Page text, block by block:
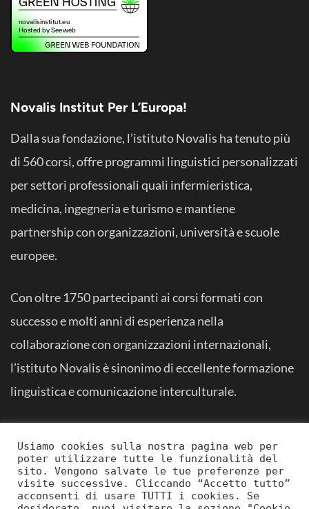
Novalis Institut Per L’Europa!
Dalla sua fondazione, l’istituto Novalis ha tenuto più
di 560 corsi, offre programmi linguistici personalizzati
per settori professionali quali infermieristica,
medicina, ingegneria e turismo e mantiene
partnership con organizzazioni, università e scuole
europee.
Con oltre 1750 partecipanti ai corsi formati con
successo e molti anni di esperienza nella
collaborazione con organizzazioni internazionali,
l’istituto Novalis è sinonimo di eccellente formazione
linguistica e comunicazione interculturale.
Usiamo cookies sulla nostra pagina web per
poter utilizzare tutte le funzionalità del
sito. Vengono salvate le tue preferenze per
visite successive. Cliccando “Accetto tutto”
acconsenti di usare TUTTI i cookies. Se